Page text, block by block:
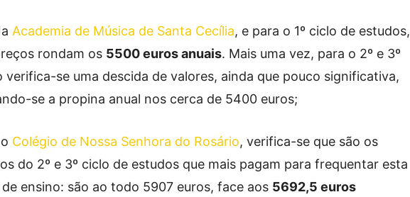
Academia de Música de Santa Cecília, e para o 1º ciclo de estudos,
rondam os 5500 euros anuais. Mais uma vez, para o 2º e 3º
verifica-se uma descida de valores, ainda que pouco significativa,
se a propina anual nos cerca de 5400 euros;
Colégio de Nossa Senhora do Rosário, verifica-se que são os
do 2º e 3º ciclo de estudos que mais pagam para frequentar esta
ensino: são ao todo 5907 euros, face aos 5692,5 euros